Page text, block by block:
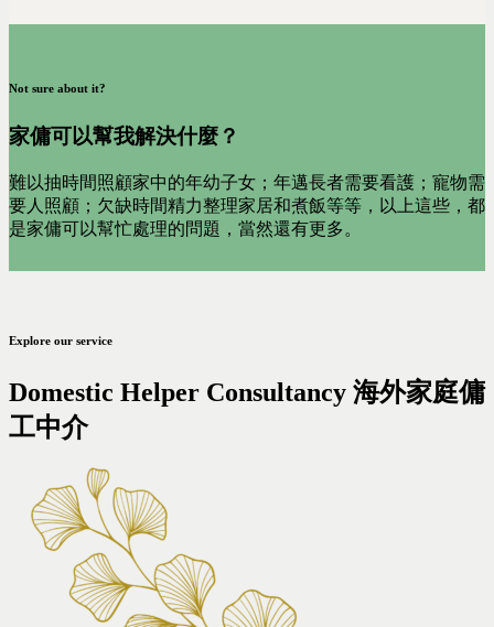
Not sure about it?
家傭可以幫我解決什麼？
難以抽時間照顧家中的年幼子女；年邁長者需要看護；寵物需
要人照顧；欠缺時間精力整理家居和煮飯等等，以上這些，都
是家傭可以幫忙處理的問題，當然還有更多。
Explore our service
Domestic Helper Consultancy 海外家庭傭
工中介